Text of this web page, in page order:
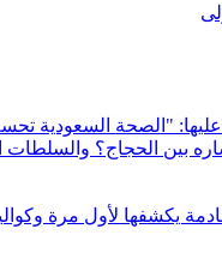
بين الحجاج؟
يكشفها لأول مرة